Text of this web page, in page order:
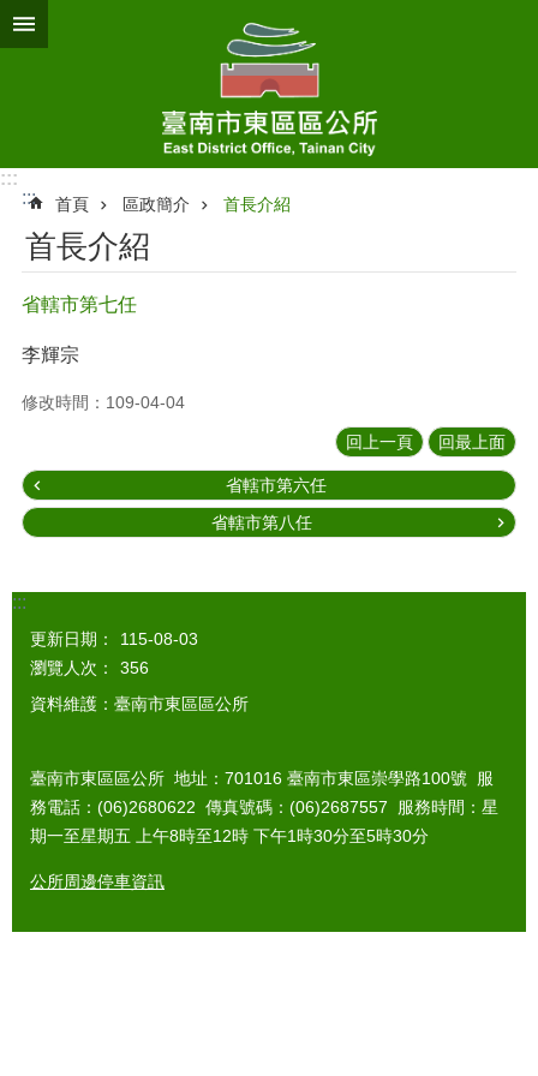
跳到主要內容區塊
:::
:::
首頁 區政簡介 首長介紹
首長介紹
省轄市第七任
李輝宗
修改時間：109-04-04
回上一頁 回最上面
省轄市第六任
省轄市第八任
:::
更新日期：
115-08-03
瀏覽人次：
356
資料維護：臺南市東區區公所
臺南市東區區公所 地址：701016 臺南市東區崇學路100號 服
務電話：(06)2680622 傳真號碼：(06)2687557 服務時間：星
期一至星期五 上午8時至12時 下午1時30分至5時30分
公所周邊停車資訊